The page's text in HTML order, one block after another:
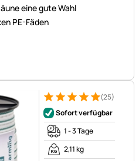
eine gute Wahl
PE-Fäden
Bewertung: 5 von 5 (25
25 Bewertungen (25)
Sofort verfügbar
1 - 3 Tage
2,11 kg